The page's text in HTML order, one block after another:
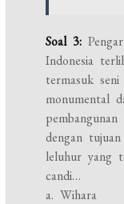
Soal 3:
Indonesia
termasuk
monumental
dengan
leluhur yang
candi…
a. Wihara